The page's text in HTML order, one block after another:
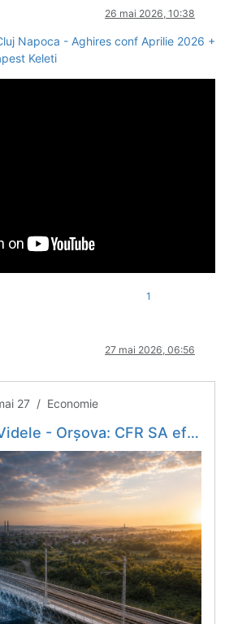
26 mai 2026, 10:38
Napoca - Aghires conf Aprilie 2026 +
Keleti
1
27 mai 2026, 06:56
27 / Economie
efectuează testele finale la viaductul Cârcea - Economica.net